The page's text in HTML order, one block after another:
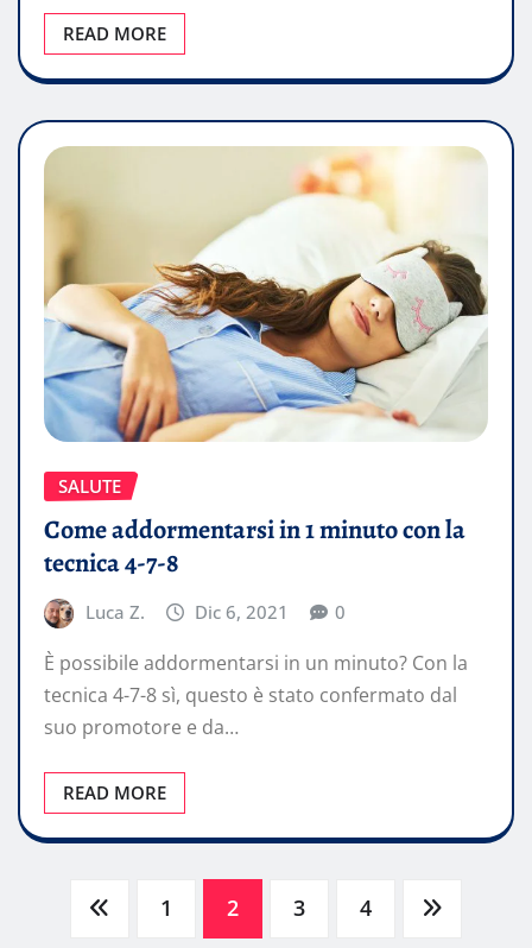
READ MORE
SALUTE
Come addormentarsi in 1 minuto con la
tecnica 4-7-8
Luca Z. Dic 6, 2021 0
È possibile addormentarsi in un minuto? Con la
tecnica 4-7-8 sì, questo è stato confermato dal
suo promotore e da…
READ MORE
Paginazione
1 2 3 4